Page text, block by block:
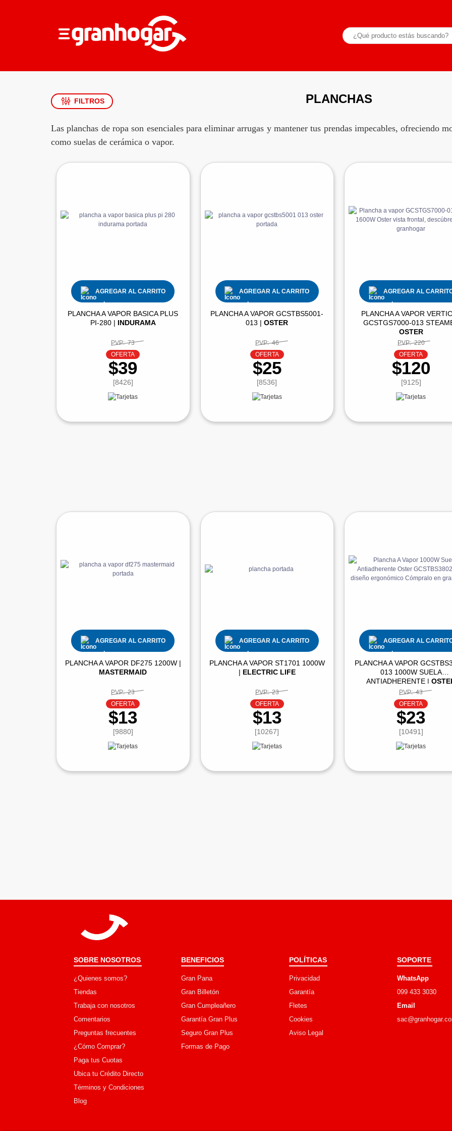
FILTROS PLANCHAS
Las planchas de ropa son esenciales para eliminar arrugas y mantener tus prendas impecables, ofreciendo
como suelas de cerámica o vapor.
AGREGAR AL CARRITO
PLANCHA A VAPOR BASICA PLUS
PI-280 | INDURAMA
PVP: 73
OFERTA
$39
[8426]
AGREGAR AL CARRITO
PLANCHA A VAPOR GCSTBS5001-
013 |OSTER
PVP: 46
OFERTA
$25
[8536]
AGREGAR AL
PLANCHA A VAPOR
GCSTGS7000-013
OSTER
PVP: 220
OFERTA
$120
[9125]
AGREGAR AL CARRITO
PLANCHA A VAPOR DF275 1200W |
MASTERMAID
PVP: 23
OFERTA
$13
[9880]
AGREGAR AL CARRITO
PLANCHA A VAPOR ST1701 1000W
| ELECTRIC LIFE
PVP: 23
OFERTA
$13
[10267]
AGREGAR AL
PLANCHA A VAPOR
013 1000W SUELA
ANTIADHERENTE |
PVP: 43
OFERTA
$23
[10491]
SOBRE NOSOTROS
¿Quienes somos?
Tiendas
Trabaja con nosotros
Comentarios
Preguntas frecuentes
¿Cómo Comprar?
Paga tus Cuotas
Ubica tu Crédito Directo
Términos y Condiciones
Blog
BENEFICIOS
Gran Pana
Gran Billetón
Gran Cumpleañero
Garantía Gran Plus
Seguro Gran Plus
Formas de Pago
POLÍTICAS
Privacidad
Garantía
Fletes
Cookies
Aviso Legal
SOPORTE
WhatsApp
099 433 3030
Email